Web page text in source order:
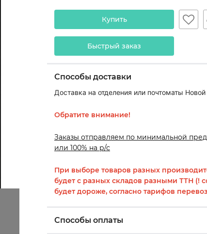
Купить
Быстрый заказ
Способы доставки
Доставка на отделения или почтоматы
Обратите внимание!
Заказы отправляем по минимальной
или 100% на р/с
При выборе товаров разных
будет с разных складов разными ТТН (!
будет дороже, согласно тарифов
Способы оплаты